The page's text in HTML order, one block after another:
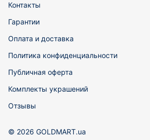
Контакты
Гарантии
Оплата и доставка
Политика конфиденциальности
Публичная оферта
Комплекты украшений
Отзывы
© 2026 GOLDMART.ua